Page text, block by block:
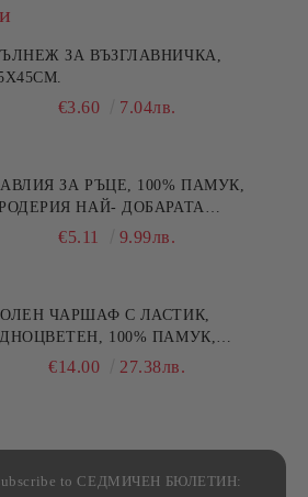
ЗА ВЪЗГЛАВНИЧКА,
€3.60 7.04лв.
ЗА РЪЦЕ, 100% ПАМУК,
НАЙ- ДОБАРАТА
БАБА , РАЗМЕР:
€5.11 9.99лв.
ЧАРШАФ С ЛАСТИК,
100% ПАМУК,
РАЗМЕРИ
€14.00 27.38лв.
to СЕДМИЧЕН БЮЛЕТИН: